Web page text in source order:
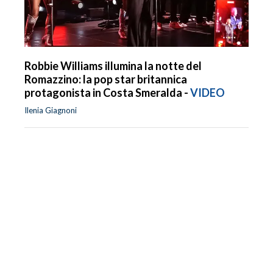
Robbie Williams illumina la notte del
Romazzino: la pop star britannica
protagonista in Costa Smeralda -VIDEO
Ilenia Giagnoni